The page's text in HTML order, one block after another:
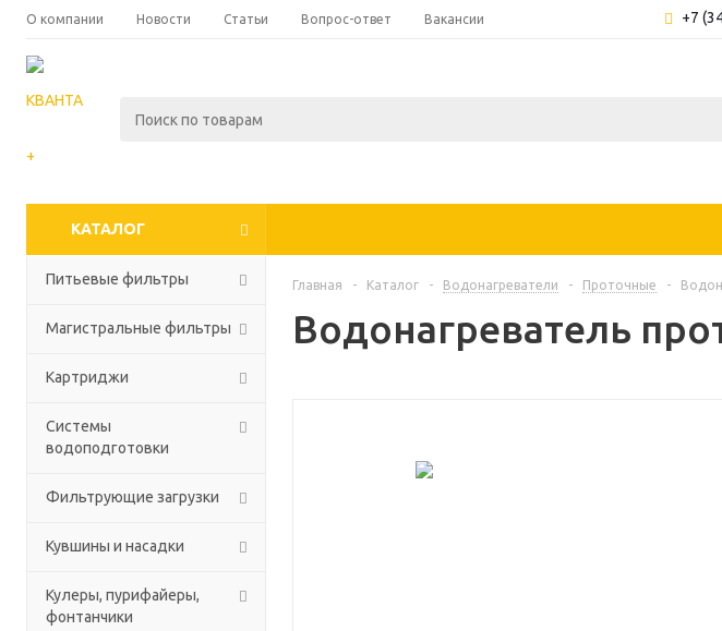
О компании Новости Статьи Вопрос-ответ Вакансии +7
КАТАЛОГ
Питьевые фильтры
Магистральные фильтры
Картриджи
Системы
водоподготовки
Фильтрующие загрузки
Кувшины и насадки
Кулеры, пурифайеры,
фонтанчики
Главная - Каталог - Водонагреватели - Проточные -
Водонагреватель